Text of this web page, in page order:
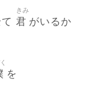
て 君
きみ
がいるか
を